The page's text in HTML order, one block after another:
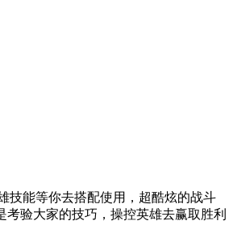
技能等你去搭配使用，超酷炫的战斗
验大家的技巧，操控英雄去赢取胜利